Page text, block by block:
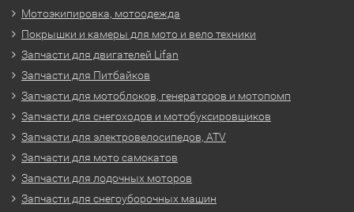
Мотоэкипировка, мотоодежда
Покрышки и камеры для мото и вело техники
Запчасти для двигателей Lifan
Запчасти для Питбайков
Запчасти для мотоблоков, генераторов и мотопомп
Запчасти для снегоходов и мотобуксировщиков
Запчасти для электровелосипедов, ATV
Запчасти для мото самокатов
Запчасти для лодочных моторов
Запчасти для снегоуборочных машин